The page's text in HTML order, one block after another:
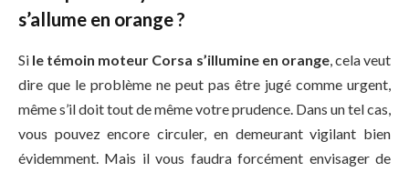
s’allume en orange ?
Si le témoin moteur Corsa s’illumine en orange, cela veut
dire que le problème ne peut pas être jugé comme urgent,
même s’il doit tout de même votre prudence. Dans un tel cas,
vous pouvez encore circuler, en demeurant vigilant bien
évidemment. Mais il vous faudra forcément envisager de